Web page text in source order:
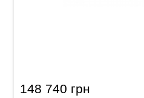
148 740 грн